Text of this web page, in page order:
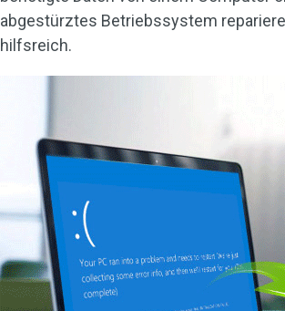
abgestürztes Betriebssystem
hilfsreich.